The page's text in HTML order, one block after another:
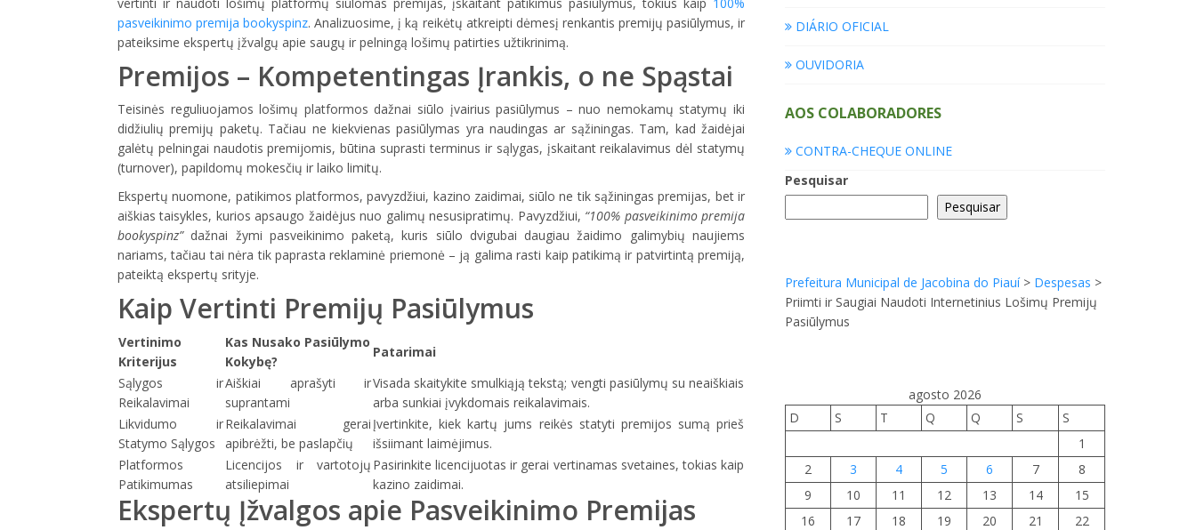
pasveikinimo premija bookyspinz. Analizuosime, į ką reikėtų atkreipti dėmesį renkantis premijų pasiūlymus, ir
pateiksime ekspertų įžvalgų apie saugų ir pelningą lošimų patirties užtikrinimą.
Premijos – Kompetentingas Įrankis, o ne Spąstai
Teisinės reguliuojamos lošimų platformos dažnai siūlo įvairius pasiūlymus – nuo nemokamų statymų iki
didžiulių premijų paketų. Tačiau ne kiekvienas pasiūlymas yra naudingas ar sąžiningas. Tam, kad žaidėjai
galėtų pelningai naudotis premijomis, būtina suprasti terminus ir sąlygas, įskaitant reikalavimus dėl statymų
(turnover), papildomų mokesčių ir laiko limitų.
Ekspertų nuomone, patikimos platformos, pavyzdžiui, kazino zaidimai, siūlo ne tik sąžiningas premijas, bet ir
aiškias taisykles, kurios apsaugo žaidėjus nuo galimų nesusipratimų. Pavyzdžiui, “100% pasveikinimo premija
bookyspinz”dažnai žymi pasveikinimo paketą, kuris siūlo dvigubai daugiau žaidimo galimybių naujiems
nariams, tačiau tai nėra tik paprasta reklaminė priemonė – ją galima rasti kaip patikimą ir patvirtintą premiją,
pateiktą ekspertų srityje.
Kaip Vertinti Premijų Pasiūlymus
Vertinimo
Kriterijus
Kas Nusako Pasiūlymo
Kokybę?
Patarimai
Sąlygos ir
Reikalavimai
Aiškiai aprašyti ir
suprantami
Visada skaitykite smulkiąją tekstą; vengti pasiūlymų su neaiškiais
arba sunkiai įvykdomais reikalavimais.
Likvidumo ir
Statymo Sąlygos
Reikalavimai gerai
apibrėžti, be paslapčių
Įvertinkite, kiek kartų jums reikės statyti premijos sumą prieš
išsiimant laimėjimus.
Platformos
Patikimumas
Licencijos ir vartotojų
atsiliepimai
Pasirinkite licencijuotas ir gerai vertinamas svetaines, tokias kaip
kazino zaidimai.
Ekspertų Įžvalgos apie Pasveikinimo Premijas
DIÁRIO OFICIAL
OUVIDORIA
AOS COLABORADORES
CONTRA-CHEQUE ONLINE
Pesquisar
Pesquisar
Prefeitura Municipal de Jacobina do Piauí> Despesas >
Priimti ir Saugiai Naudoti Internetinius Lošimų Premijų
Pasiūlymus
agosto 2026
D
S T Q Q S
S
1
2
3 4 5 6 7
8
9
10 11 12 13 14
15
16
17 18 19 20 21
22